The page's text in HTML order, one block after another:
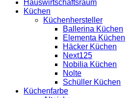
Hauswirtschaftsraum
Küchen
Küchenhersteller
Ballerina Küchen
Elementa Küchen
Häcker Küchen
Next125
Nobilia Küchen
Nolte
Schüller Küchen
Küchenfarbe